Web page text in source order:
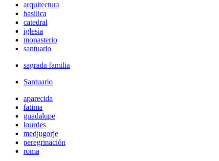
arquitectura
basilica
catedral
iglesia
monasterio
santuario
sagrada familia
Santuario
aparecida
fatima
guadalupe
lourdes
medjugorje
peregrinación
roma